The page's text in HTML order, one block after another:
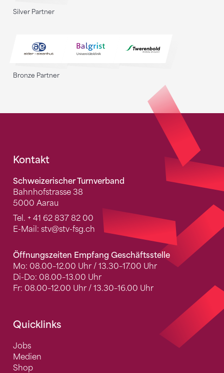
Silver Partner
Bronze Partner
Fusszeile
Kontakt
Schweizerischer Turnverband
Bahnhofstrasse 38
5000 Aarau
Tel. + 41 62 837 82 00
E-Mail: stv@stv-fsg.ch
Öffnungszeiten Empfang Geschäftsstelle
Mo: 08.00–12.00 Uhr / 13.30–17.00 Uhr
Di-Do: 08.00–13.00 Uhr
Fr: 08.00–12.00 Uhr / 13.30–16.00 Uhr
Quicklinks
Jobs
Medien
Shop